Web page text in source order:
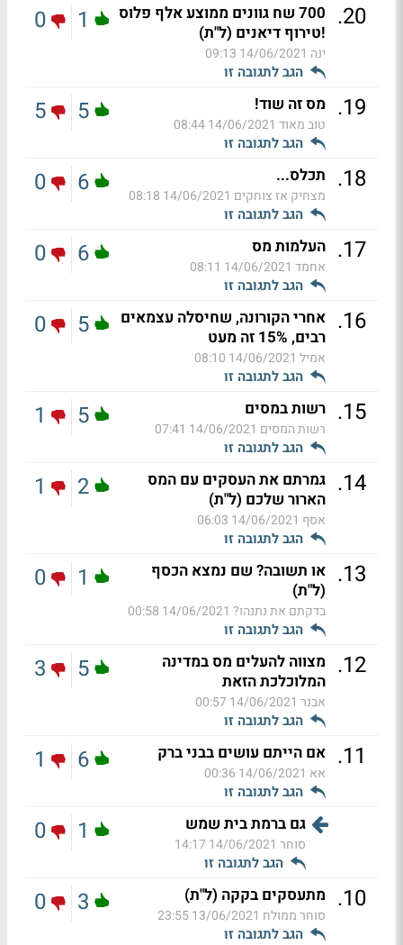
20
.
700 שח גוונים ממוצע אלף פלוס
!טירוף דיאנים (ל"ת)
ינה 14/06/2021 09:13
הגב לתגובה זו
1
0
19
. מס זה שוד!
טוב מאוד 14/06/2021 08:44
הגב לתגובה זו
5
5
18
. תכלס...
מצחיק אז צוחקים 14/06/2021 08:18
הגב לתגובה זו
6
0
17
. העלמות מס
אחמד 14/06/2021 08:11
הגב לתגובה זו
6
0
16
. אחרי הקורונה, שחיסלה עצמאים
רבים, 15% זה מעט
אמיל 14/06/2021 08:10
הגב לתגובה זו
5
0
15
. רשות במסים
רשות המסים 14/06/2021 07:41
הגב לתגובה זו
5
1
14
. גמרתם את העסקים עם המס
הארור שלכם (ל"ת)
אסף 14/06/2021 06:03
הגב לתגובה זו
2
1
13
. או תשובה? שם נמצא הכסף
(ל"ת)
בדקתם את נתנהו? 14/06/2021 00:58
הגב לתגובה זו
1
0
12
. מצווה להעלים מס במדינה
המלוכלכת הזאת
אבנר 14/06/2021 00:57
הגב לתגובה זו
5
3
11
. אם הייתם עושים בבני ברק
אא 14/06/2021 00:36
הגב לתגובה זו
6
1
גם ברמת בית שמש
סוחר 14/06/2021 14:17
הגב לתגובה זו
1
0
10
. מתעסקים בקקה (ל"ת)
סוחר ממולח 13/06/2021 23:55
הגב לתגובה זו
3
0